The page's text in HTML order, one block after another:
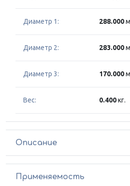
Диаметр 1: 288.000
Диаметр 2: 283.000
Диаметр 3: 170.000
Вес: 0.400кг.
Описание
Применяемость